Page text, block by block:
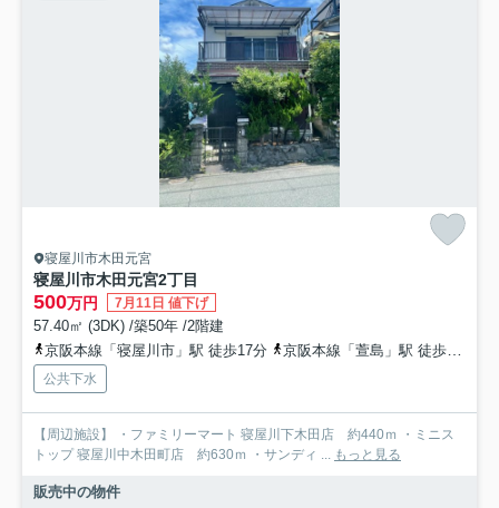
寝屋川市木田元宮
寝屋川市木田元宮2丁目
500万円 7月11日 値下げ
57.40㎡ (3DK) /築50年 /2階建
京阪本線「寝屋川市」駅 徒歩17分
京阪本線「萱島」駅 徒歩19分
公共下水
【周辺施設】 ・ファミリーマート 寝屋川下木田店 約440ｍ ・ミニス
トップ 寝屋川中木田町店 約630ｍ ・サンディ ... もっと見る
販売中の物件